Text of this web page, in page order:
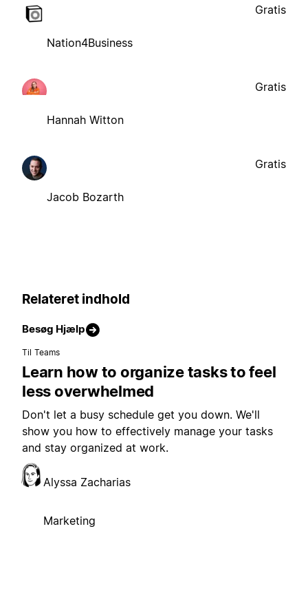
Nation4Business
Gratis
Hannah Witton
Gratis
Jacob Bozarth
Gratis
Relateret indhold
Besøg Hjælp
Til Teams
Learn how to organize tasks to feel
less overwhelmed
Don't let a busy schedule get you down. We'll
show you how to effectively manage your tasks
and stay organized at work.
Alyssa Zacharias
Marketing